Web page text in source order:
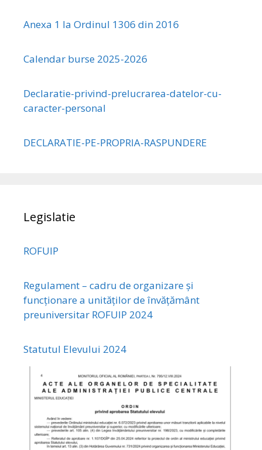
Anexa 1 la Ordinul 1306 din 2016
Calendar burse 2025-2026
Declaratie-privind-prelucrarea-datelor-cu-
caracter-personal
DECLARATIE-PE-PROPRIA-RASPUNDERE
Legislatie
ROFUIP
Regulament – cadru de organizare și
funcționare a unităților de învățământ
preuniversitar ROFUIP 2024
Statutul Elevului 2024